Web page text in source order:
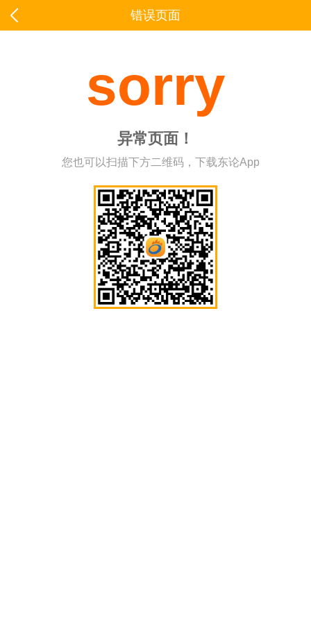
错误页面
sorry
异常页面！
您也可以扫描下方二维码，下载东论App